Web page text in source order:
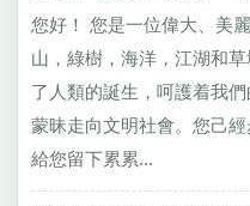
您好！ 您是一位偉大、美
山，綠樹，海洋，江湖和
了人類的誕生，呵護着我
蒙昧走向文明社會。您己
給您留下累累...